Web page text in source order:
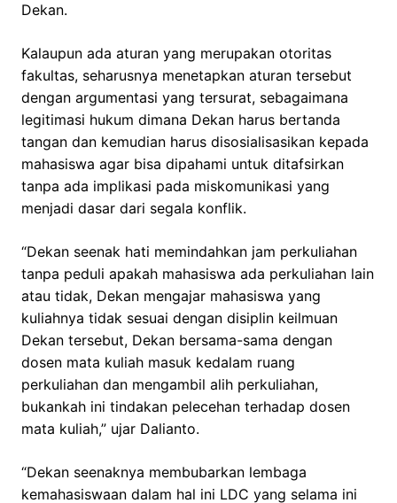
Dekan.
Kalaupun ada aturan yang merupakan otoritas
fakultas, seharusnya menetapkan aturan tersebut
dengan argumentasi yang tersurat, sebagaimana
legitimasi hukum dimana Dekan harus bertanda
tangan dan kemudian harus disosialisasikan kepada
mahasiswa agar bisa dipahami untuk ditafsirkan
tanpa ada implikasi pada miskomunikasi yang
menjadi dasar dari segala konflik.
“Dekan seenak hati memindahkan jam perkuliahan
tanpa peduli apakah mahasiswa ada perkuliahan lain
atau tidak, Dekan mengajar mahasiswa yang
kuliahnya tidak sesuai dengan disiplin keilmuan
Dekan tersebut, Dekan bersama-sama dengan
dosen mata kuliah masuk kedalam ruang
perkuliahan dan mengambil alih perkuliahan,
bukankah ini tindakan pelecehan terhadap dosen
mata kuliah,” ujar Dalianto.
“Dekan seenaknya membubarkan lembaga
kemahasiswaan dalam hal ini LDC yang selama ini